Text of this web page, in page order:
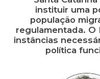
instituir uma
população
regulamentada. O
instâncias
política